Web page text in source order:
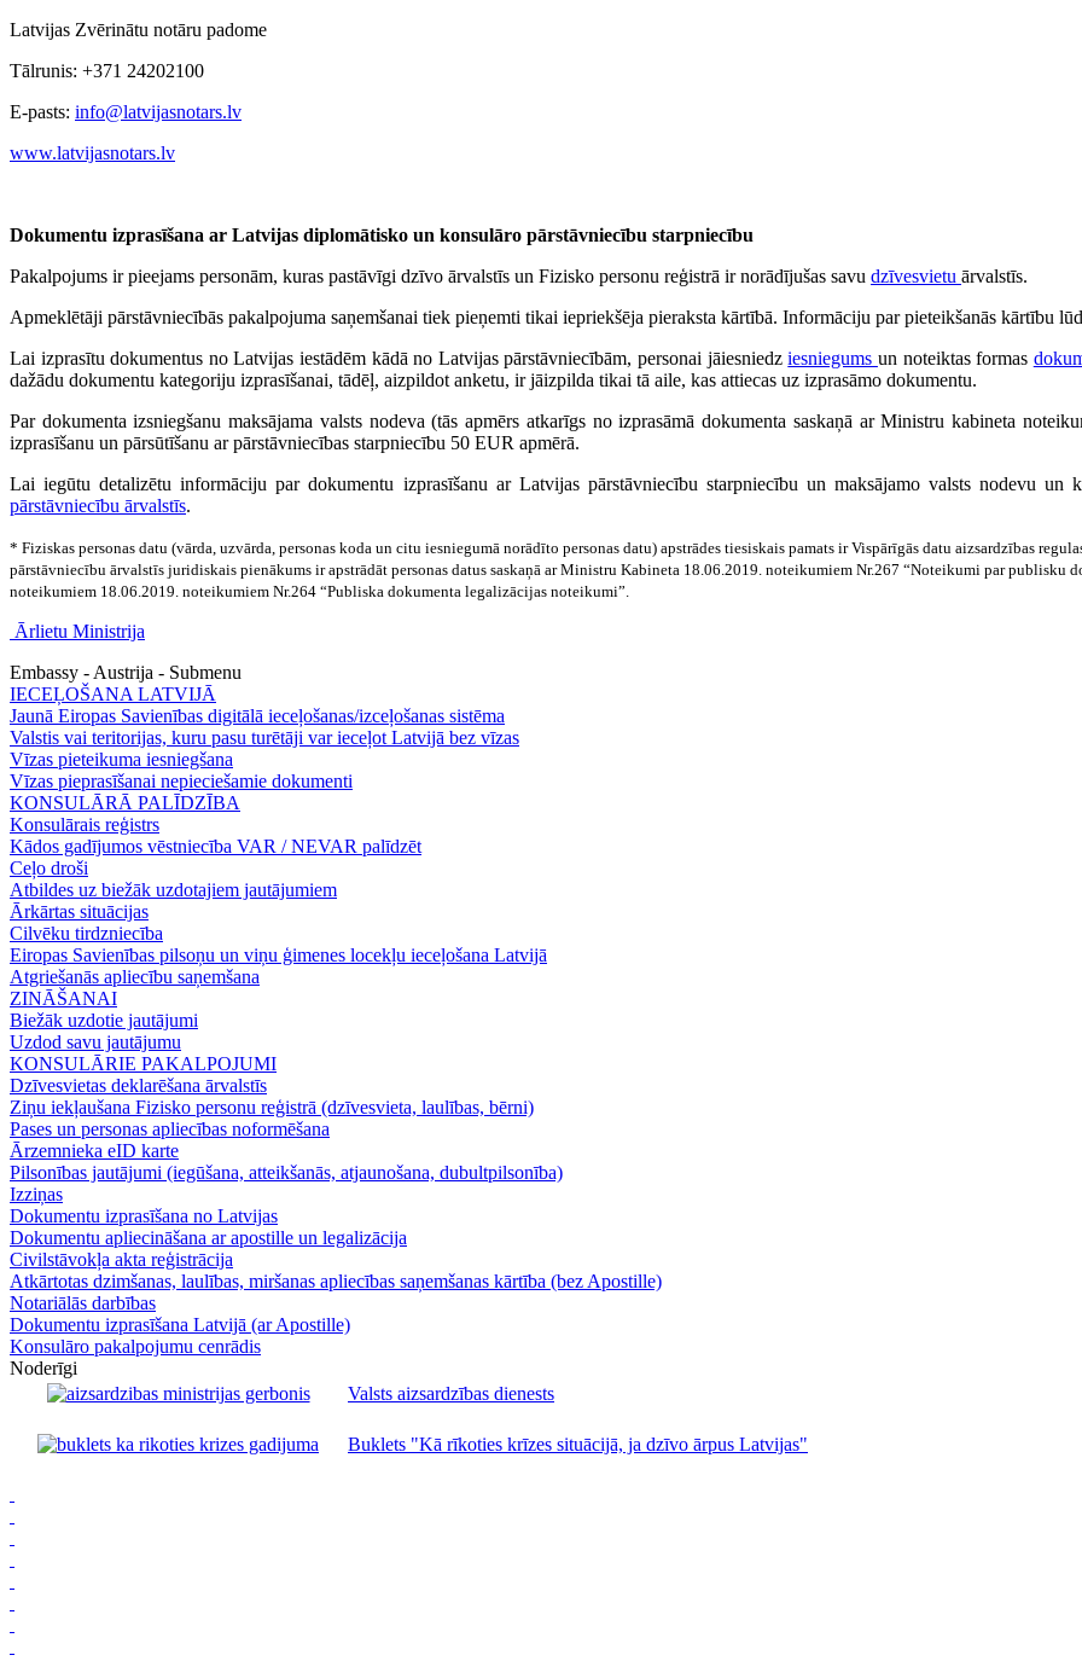
Latvijas Zvērinātu notāru padome
Tālrunis: +371 24202100
E-pasts: info@latvijasnotars.lv
www.latvijasnotars.lv
Dokumentu izprasīšana ar Latvijas diplomātisko un konsulāro pārstāvniecību starpniecību
Pakalpojums ir pieejams personām, kuras pastāvīgi dzīvo ārvalstīs un Fizisko personu reģistrā ir norādījušas savu dzīvesvietu ārvalstīs.
Apmeklētāji pārstāvniecībās pakalpojuma saņemšanai tiek pieņemti tikai iepriekšēja pieraksta kārtībā. Informāciju par pieteikšanās kārtību
Lai izprasītu dokumentus no Latvijas iestādēm kādā no Latvijas pārstāvniecībām, personai jāiesniedziesniegums un noteiktas formas
dažādu dokumentu kategoriju izprasīšanai, tādēļ, aizpildot anketu, ir jāizpilda tikai tā aile, kas attiecas uz izprasāmo dokumentu.
Par dokumenta izsniegšanu maksājama valsts nodeva (tās apmērs atkarīgs no izprasāmā dokumenta saskaņā ar Ministru kabineta
izprasīšanu un pārsūtīšanu ar pārstāvniecības starpniecību 50 EUR apmērā.
Lai iegūtu detalizētu informāciju par dokumentu izprasīšanu ar Latvijas pārstāvniecību starpniecību un maksājamo valsts nodevu un
pārstāvniecību ārvalstīs.
* Fiziskas personas datu (vārda, uzvārda, personas koda un citu iesniegumā norādīto personas datu) apstrādes tiesiskais pamats ir Vispārīgās datu aizsardzības
pārstāvniecību ārvalstīs juridiskais pienākums ir apstrādāt personas datus saskaņā ar Ministru Kabineta 18.06.2019. noteikumiem Nr.267 “Noteikumi par
noteikumiem 18.06.2019. noteikumiem Nr.264 “Publiska dokumenta legalizācijas noteikumi”.
Ārlietu Ministrija
Embassy - Austrija - Submenu
IECEĻOŠANA LATVIJĀ
Jaunā Eiropas Savienības digitālā ieceļošanas/izceļošanas sistēma
Valstis vai teritorijas, kuru pasu turētāji var ieceļot Latvijā bez vīzas
Vīzas pieteikuma iesniegšana
Vīzas pieprasīšanai nepieciešamie dokumenti
KONSULĀRĀ PALĪDZĪBA
Konsulārais reģistrs
Kādos gadījumos vēstniecība VAR / NEVAR palīdzēt
Ceļo droši
Atbildes uz biežāk uzdotajiem jautājumiem
Ārkārtas situācijas
Cilvēku tirdzniecība
Eiropas Savienības pilsoņu un viņu ģimenes locekļu ieceļošana Latvijā
Atgriešanās apliecību saņemšana
ZINĀŠANAI
Biežāk uzdotie jautājumi
Uzdod savu jautājumu
KONSULĀRIE PAKALPOJUMI
Dzīvesvietas deklarēšana ārvalstīs
Ziņu iekļaušana Fizisko personu reģistrā (dzīvesvieta, laulības, bērni)
Pases un personas apliecības noformēšana
Ārzemnieka eID karte
Pilsonības jautājumi (iegūšana, atteikšanās, atjaunošana, dubultpilsonība)
Izziņas
Dokumentu izprasīšana no Latvijas
Dokumentu apliecināšana ar apostille un legalizācija
Civilstāvokļa akta reģistrācija
Atkārtotas dzimšanas, laulības, miršanas apliecības saņemšanas kārtība (bez Apostille)
Notariālās darbības
Dokumentu izprasīšana Latvijā (ar Apostille)
Konsulāro pakalpojumu cenrādis
Noderīgi
Valsts aizsardzības dienests
Buklets "Kā rīkoties krīzes situācijā, ja dzīvo ārpus Latvijas"